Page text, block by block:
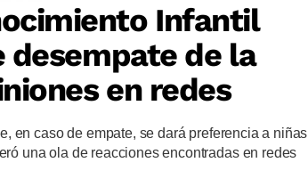
Infantil
desempate de la
en redes
en caso de empate, se dará preferencia a niñas
una ola de reacciones encontradas en redes